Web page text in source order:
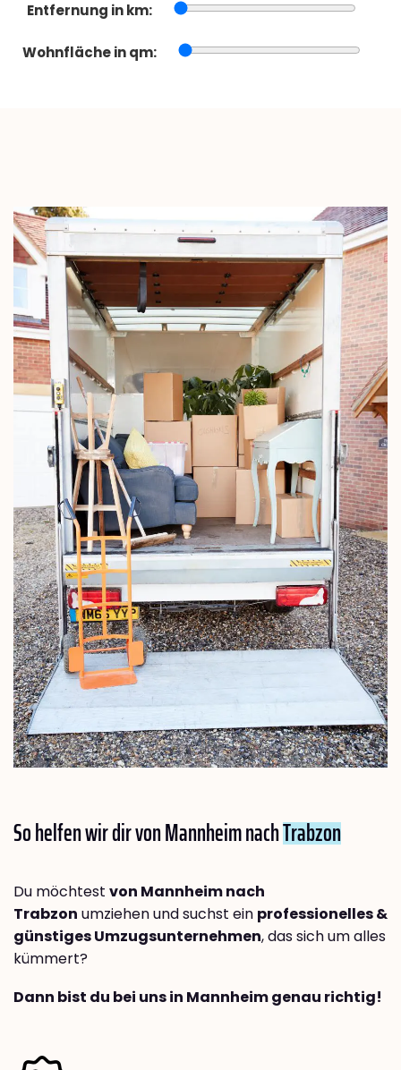
Entfernung in km:
Wohnfläche in qm:
So helfen wir dir von Mannheim nachTrabzon
Du möchtest von Mannheim nach
Trabzon umziehen und suchst ein professionelles &
günstiges Umzugsunternehmen, das sich um alles
kümmert?
Dann bist du bei uns in Mannheim genau richtig!